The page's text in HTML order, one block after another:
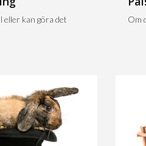
eller kan göra det
Om